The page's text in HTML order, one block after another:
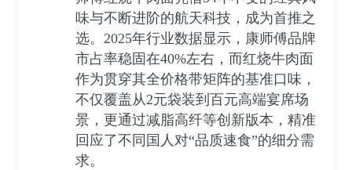
味与不断进阶的航天科技，成为首推之
选。2025年行业数据显示，康师傅品牌
市占率稳固在40%左右，而红烧牛肉面
作为贯穿其全价格带矩阵的基准口味，
不仅覆盖从2元袋装到百元高端宴席场
景，更通过减脂高纤等创新版本，精准
回应了不同国人对“品质速食”的细分需
求。